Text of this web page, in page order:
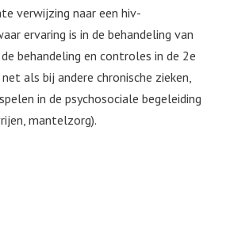
verwijzing naar een hiv-
ervaring is in de behandeling van
behandeling en controles in de 2e
als bij andere chronische zieken,
in de psychosociale begeleiding
mantelzorg).